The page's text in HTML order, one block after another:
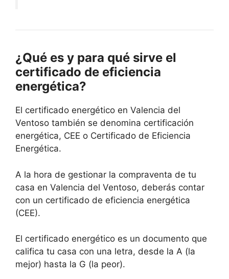
¿Qué es y para qué sirve el
certificado de eficiencia
energética?
El certificado energético en Valencia del
Ventoso también se denomina certificación
energética, CEE o Certificado de Eficiencia
Energética.
A la hora de gestionar la compraventa de tu
casa en Valencia del Ventoso, deberás contar
con un certificado de eficiencia energética
(CEE).
El certificado energético es un documento que
califica tu casa con una letra, desde la A (la
mejor) hasta la G (la peor).